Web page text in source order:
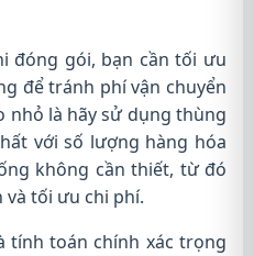
đóng gói, bạn cần tối ưu
để tránh phí vận chuyển
nhỏ là hãy sử dụng thùng
với số lượng hàng hóa
không cần thiết, từ đó
tối ưu chi phí.
tính toán chính xác trọng